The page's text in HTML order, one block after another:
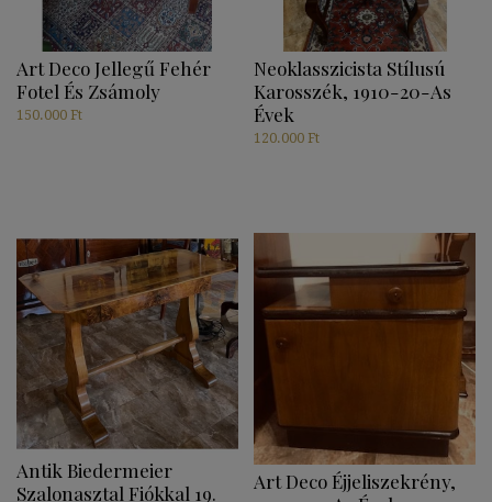
Art Deco Jellegű Fehér
Fotel És Zsámoly
150.000 Ft
Neoklasszicista Stílusú
Karosszék, 1910-20-As
Évek
120.000 Ft
Antik Biedermeier
Szalonasztal Fiókkal 19.
Art Deco Éjjeliszekrény,